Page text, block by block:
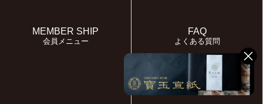
MEMBER SHIP
会員メニュー
FAQ
よくある質問